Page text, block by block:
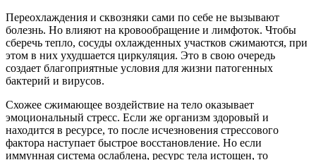
Переохлаждения и сквозняки сами по себе не вызывают
болезнь. Но влияют на кровообращение и лимфоток. Чтобы
сберечь тепло, сосуды охлажденных участков сжимаются, при
этом в них ухудшается циркуляция. Это в свою очередь
создает благоприятные условия для жизни патогенных
бактерий и вирусов.
Схожее сжимающее воздействие на тело оказывает
эмоциональный стресс. Если же организм здоровый и
находится в ресурсе, то после исчезновения стрессового
фактора наступает быстрое восстановление. Но если
иммунная система ослаблена, ресурс тела истощен, то